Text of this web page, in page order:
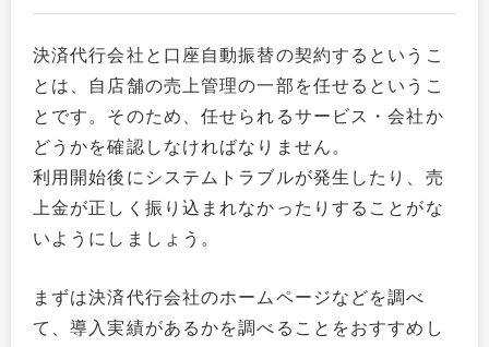
決済代行会社と口座自動振替の契約するというこ
とは、自店舗の売上管理の一部を任せるというこ
とです。そのため、任せられるサービス・会社か
どうかを確認しなければなりません。
利用開始後にシステムトラブルが発生したり、売
上金が正しく振り込まれなかったりすることがな
いようにしましょう。
まずは決済代行会社のホームページなどを調べ
て、導入実績があるかを調べることをおすすめし